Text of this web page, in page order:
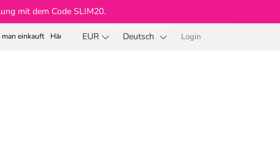
mit dem Code SLIM20.
einkauft Häufige Fragen
EUR Deutsch Login